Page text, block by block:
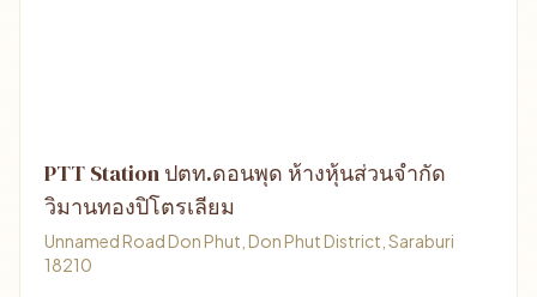
PTT Station ปตท.ดอนพุด ห้างหุ้นส่วนจำกัด
วิมานทองปิโตรเลียม
Unnamed Road Don Phut, Don Phut District, Saraburi
18210